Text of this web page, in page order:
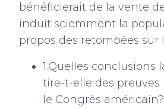
bénéficierait de la vente
induit sciemment la
propos des retombées sur
1.Quelles conclusions
tire-t-elle des
le Congrès américain?